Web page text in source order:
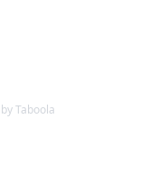
by Taboola